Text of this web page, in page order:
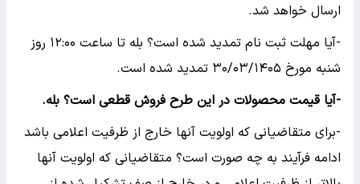
ارسال خواهد شد.
-آیا مهلت ثبت نام تمدید شده است؟ بله تا ساعت ۱۲:۰۰ روز
شنبه مورخ ۳۰/۰۳/۱۴۰۵ تمدید شده است.
-آیا قیمت محصولات در این طرح فروش قطعی است؟ بله.
-برای متقاضیانی که اولویت آنها خارج از ظرفیت اعلامی باشد
ادامه فرآیند به چه صورت است؟ متقاضیانی که اولویت آنها